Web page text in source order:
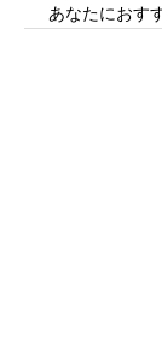
あなたにおす